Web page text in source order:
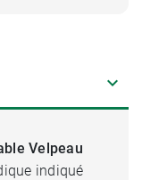
Velpeau
indiqué